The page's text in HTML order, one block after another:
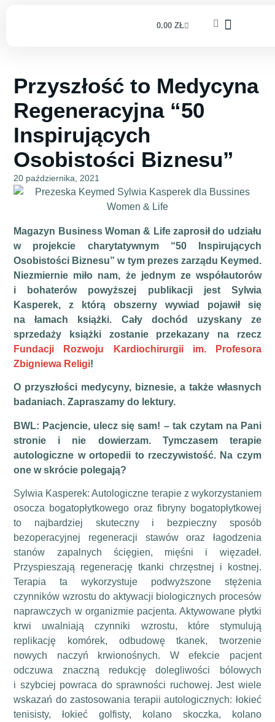
0.00 ZŁ
Przyszłość to Medycyna
Regeneracyjna “50
Inspirujących
Osobistości Biznesu”
20 października, 2021
Magazyn Business Woman & Life zaprosił do udziału
w projekcie charytatywnym “50 Inspirujących
Osobistości Biznesu” w tym prezes zarządu Keymed.
Niezmiernie miło nam, że jednym ze współautorów
i bohaterów powyższej publikacji jest Sylwia
Kasperek, z którą obszerny wywiad pojawił się
na łamach książki. Cały dochód uzyskany ze
sprzedaży książki zostanie przekazany na rzecz
Fundacji Rozwoju Kardiochirurgii im. Profesora
Zbigniewa Religi!
O przyszłości medycyny, biznesie, a także własnych
badaniach. Zapraszamy do lektury.
BWL: Pacjencie, ulecz się sam! – tak czytam na Pani
stronie i nie dowierzam. Tymczasem terapie
autologiczne w ortopedii to rzeczywistość. Na czym
one w skrócie polegają?
Sylwia Kasperek: Autologiczne terapie z wykorzystaniem
osocza bogatopłytkowego oraz fibryny bogatopłytkowej
to najbardziej skuteczny i bezpieczny sposób
bezoperacyjnej regeneracji stawów oraz łagodzenia
stanów zapalnych ścięgien, mięśni i więzadeł.
Przyspieszają regenerację tkanki chrzęstnej i kostnej.
Terapia ta wykorzystuje podwyższone stężenia
czynników wzrostu do aktywacji biologicznych procesów
naprawczych w organizmie pacjenta. Aktywowane płytki
krwi uwalniają czynniki wzrostu, które stymulują
replikację komórek, odbudowę tkanek, tworzenie
nowych naczyń krwionośnych. W efekcie pacjent
odczuwa znaczną redukcję dolegliwości bólowych
i szybciej powraca do sprawności ruchowej. Jest wiele
wskazań do zastosowania terapii autologicznych: łokieć
tenisisty, łokieć golfisty, kolano skoczka, kolano